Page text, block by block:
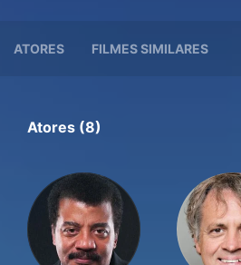
ATORES FILMES SIMILARES
Atores (8)